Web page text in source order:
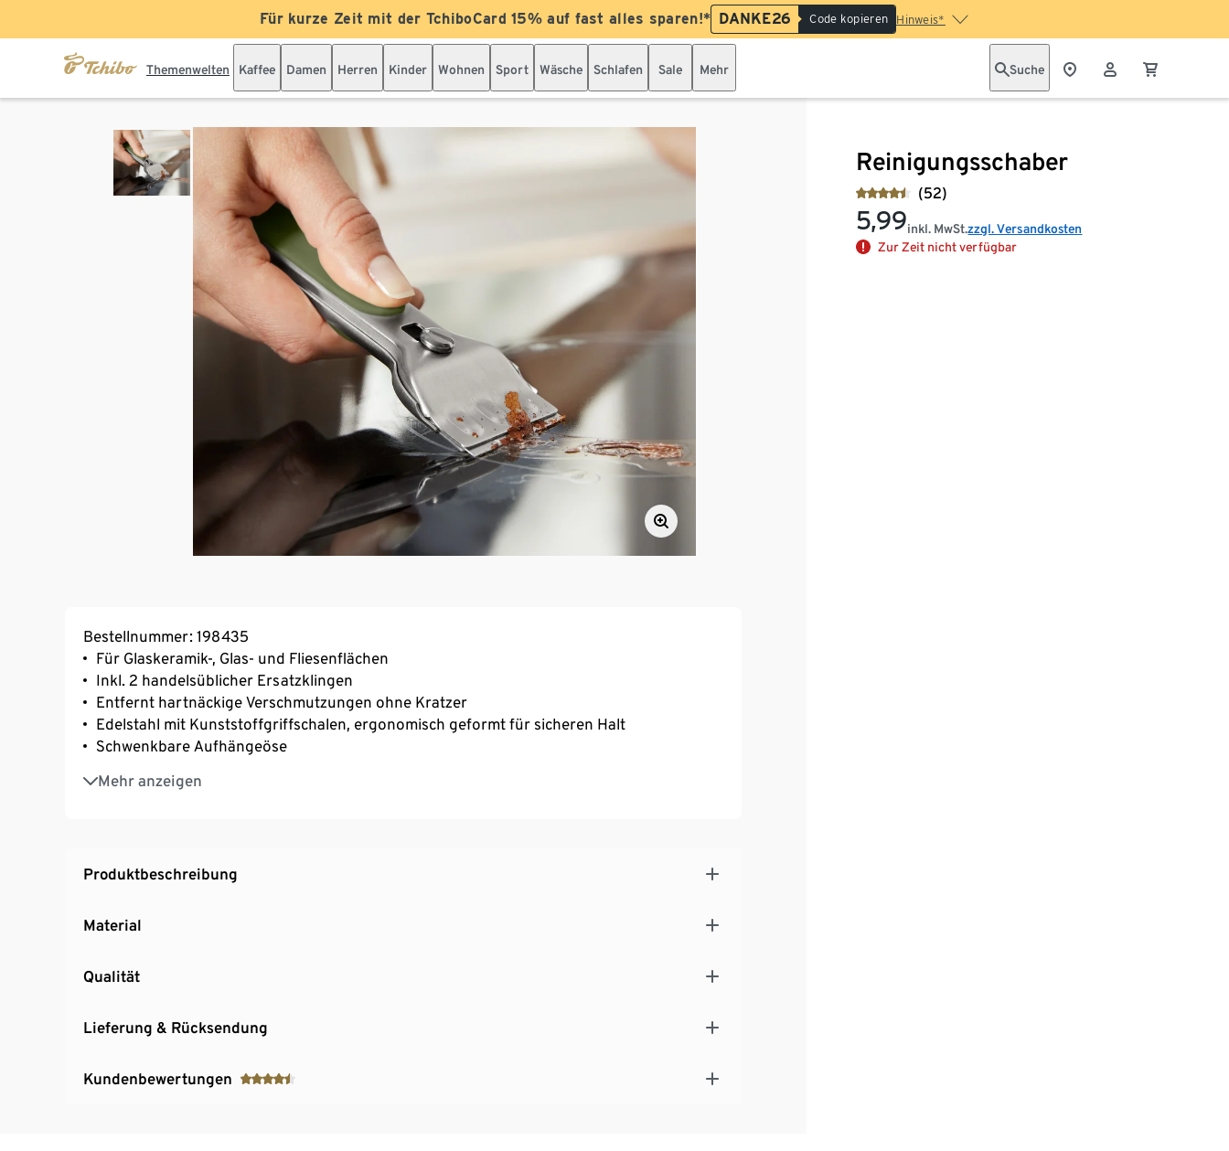
Für kurze Zeit mit der TchiboCard 15% auf fast alles sparen!* DANKE26 Code kopieren Hinweis*
Themenwelten Kaffee Damen Herren Kinder Wohnen Sport Wäsche Schlafen Sale Mehr Suche
Reinigungsschaber
(52)
5,99inkl. MwSt.zzgl. Versandkosten
Zur Zeit nicht verfügbar
Bestellnummer: 198435
Für Glaskeramik-, Glas- und Fliesenflächen
Inkl. 2 handelsüblicher Ersatzklingen
Entfernt hartnäckige Verschmutzungen ohne Kratzer
Edelstahl mit Kunststoffgriffschalen, ergonomisch geformt für sicheren Halt
Schwenkbare Aufhängeöse
Mehr anzeigen
Ersatzklingen im Griff: einfach aufschrauben und auswechseln
Produktbeschreibung
Material
Qualität
Lieferung & Rücksendung
Kundenbewertungen